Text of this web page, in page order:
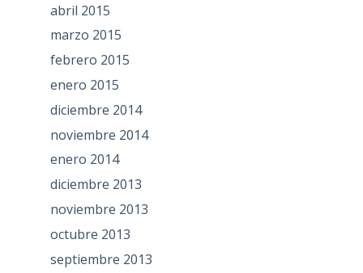
abril 2015
marzo 2015
febrero 2015
enero 2015
diciembre 2014
noviembre 2014
enero 2014
diciembre 2013
noviembre 2013
octubre 2013
septiembre 2013